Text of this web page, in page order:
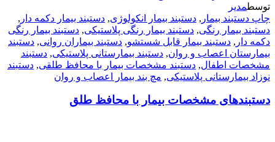
توسطمدیر
چاپ دستبند بیمار , دستبند بیمار انکولوژی, دستبند بیمار دکمه دار ,
دستبند بیمار رنگی, دستبند بیمار رنگی پلاستیکی, دستبند بیمار رنگی
دکمه دار , دستبند بیمار قابل شستشو, دستبند بیماران روانی, دستبند
بیمارستان اعصاب و روان, دستبند بیمارستانی پلاستیکی, دستبند
مشخصات اطفال, دستبند مشخصات بیمار با محافظ طلقی, دستبند
نوزاد بیمارستانی پلاستیکی, مچ بند بیمار اعصاب و روان
دستبندهای مشخصات بیمار با محافظ طلق